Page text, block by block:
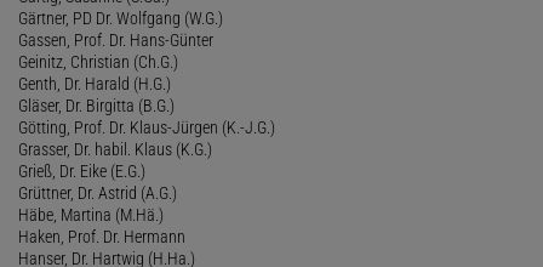
Gärtner, PD Dr. Wolfgang (W.G.)
Gassen, Prof. Dr. Hans-Günter
Geinitz, Christian (Ch.G.)
Genth, Dr. Harald (H.G.)
Gläser, Dr. Birgitta (B.G.)
Götting, Prof. Dr. Klaus-Jürgen (K.-J.G.)
Grasser, Dr. habil. Klaus (K.G.)
Grieß, Dr. Eike (E.G.)
Grüttner, Dr. Astrid (A.G.)
Häbe, Martina (M.Hä.)
Haken, Prof. Dr. Hermann
Hanser, Dr. Hartwig (H.Ha.)